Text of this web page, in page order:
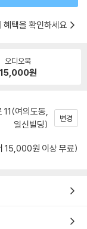
택을 확인하세요
오디오북
15,000원
11(여의도동,
일신빌딩)
변경
15,000원 이상 무료)